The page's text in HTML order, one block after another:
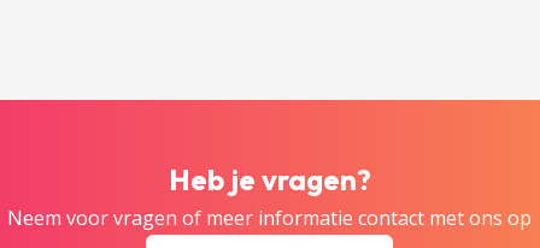
Heb je vragen?
Neem voor vragen of meer informatie contact met ons op